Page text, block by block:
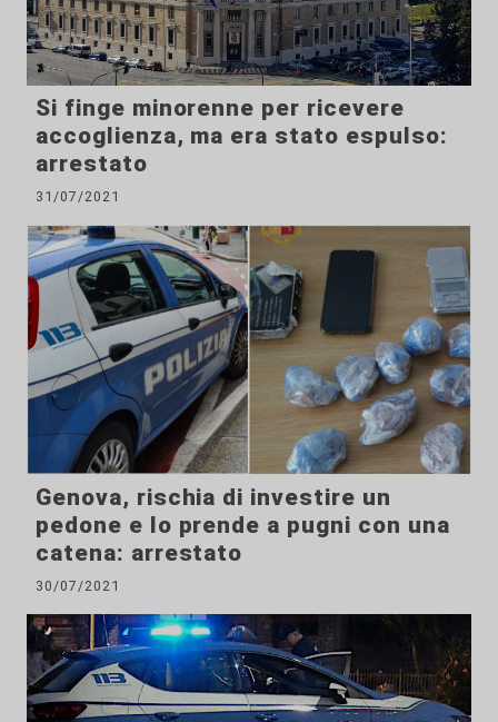
Si finge minorenne per ricevere
accoglienza, ma era stato espulso:
arrestato
31/07/2021
Genova, rischia di investire un
pedone e lo prende a pugni con una
catena: arrestato
30/07/2021